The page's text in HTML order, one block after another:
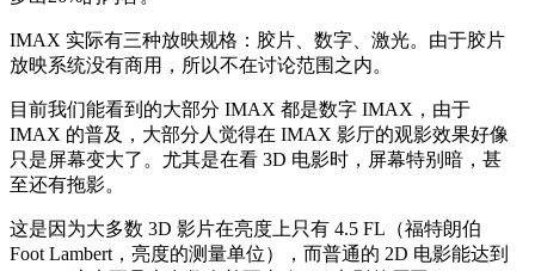
IMAX 实际有三种放映规格：胶片、数字、激光。由于胶片
放映系统没有商用，所以不在讨论范围之内。
目前我们能看到的大部分 IMAX 都是数字 IMAX，由于
IMAX 的普及，大部分人觉得在 IMAX 影厅的观影效果好像
只是屏幕变大了。尤其是在看 3D 电影时，屏幕特别暗，甚
至还有拖影。
这是因为大多数 3D 影片在亮度上只有 4.5 FL（福特朗伯
Foot Lambert，亮度的测量单位），而普通的 2D 电影能达到